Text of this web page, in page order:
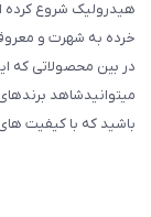
هیدرولیک شروع
خرده به شهرت و
در بین محصولاتی که
میتوانیدشاهد
باشید که با کیفیت